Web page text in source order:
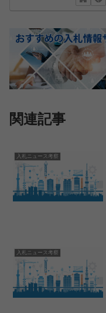
関連記事
入札ニュース考察
入札ニュース考察